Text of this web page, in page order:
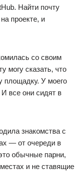
Найти почту
проекте, и
со своим
могу сказать, что
площадку. У моего
все они сидят в
знакомства с
— от очереди в
обычные парни,
и не ставящие